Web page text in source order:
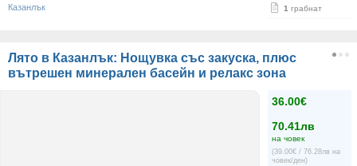
1 грабнат
Казанлък
Лято в Казанлък: Нощувка със закуска, плюс
вътрешен минерален басейн и релакс зона
36.00€
70.41лв
на човек
(39.00€ / 76.28лв на
човек/ден)